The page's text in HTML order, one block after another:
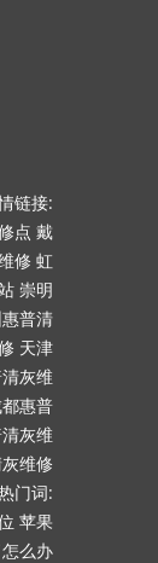
链接:
点 戴
修 虹
崇明
普清
天津
灰维
惠普
灰维
维修
门词:
苹果
么办